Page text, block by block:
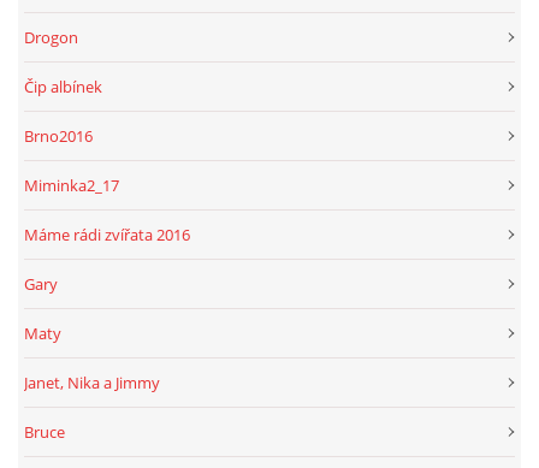
Drogon
Čip albínek
Brno2016
Miminka2_17
Máme rádi zvířata 2016
Gary
Maty
Janet, Nika a Jimmy
Bruce